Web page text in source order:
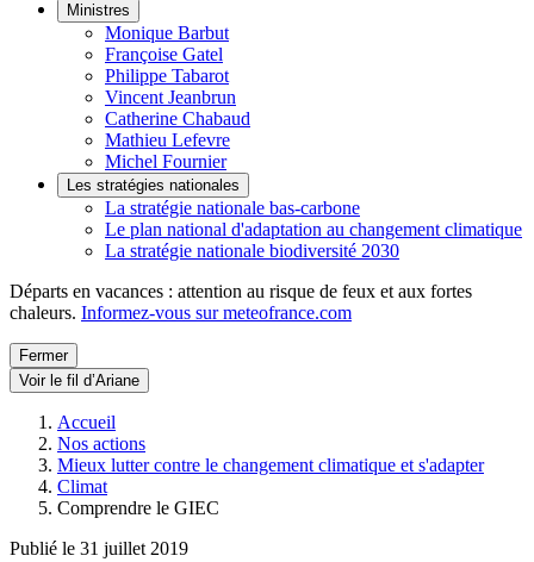
Ministres
Monique Barbut
Françoise Gatel
Philippe Tabarot
Vincent Jeanbrun
Catherine Chabaud
Mathieu Lefevre
Michel Fournier
Les stratégies nationales
La stratégie nationale bas-carbone
Le plan national d'adaptation au changement climatique
La stratégie nationale biodiversité 2030
Départs en vacances : attention au risque de feux et aux fortes
chaleurs. Informez-vous sur meteofrance.com
Fermer
Voir le fil d’Ariane
Accueil
Nos actions
Mieux lutter contre le changement climatique et s'adapter
Climat
Comprendre le GIEC
Publié le 31 juillet 2019